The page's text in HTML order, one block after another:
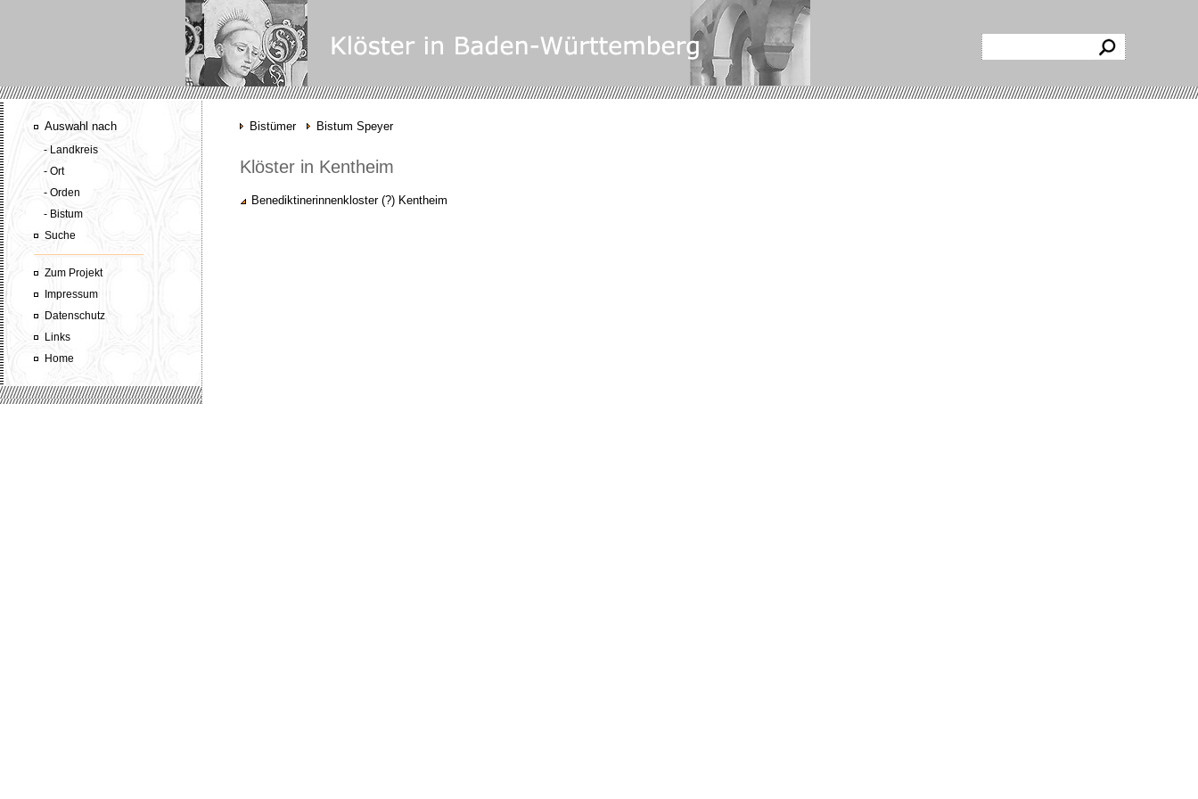
Auswahl nach
- Landkreis
- Ort
- Orden
- Bistum
Suche
Zum Projekt
Impressum
Datenschutz
Links
Home
Bistümer Bistum Speyer
Klöster in Kentheim
Benediktinerinnenkloster (?) Kentheim